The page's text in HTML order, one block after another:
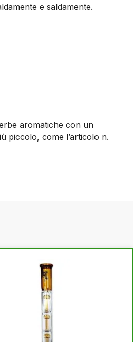
e saldamente.
aromatiche con un
piccolo, come l’articolo n.